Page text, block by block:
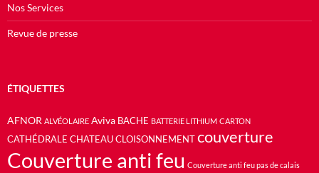
Nos Services
Revue de presse
ÉTIQUETTES
AFNOR ALVÉOLAIRE Aviva BACHE BATTERIE LITHIUM CARTON
CATHÉDRALE CHATEAU CLOISONNEMENT couverture
Couverture anti feu Couverture anti feu pas de calais